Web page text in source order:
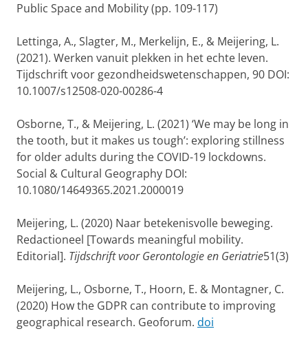
Public Space and Mobility (pp. 109-117)
Lettinga, A., Slagter, M., Merkelijn, E., & Meijering, L.
(2021). Werken vanuit plekken in het echte leven.
Tijdschrift voor gezondheidswetenschappen, 90 DOI:
10.1007/s12508-020-00286-4
Osborne, T., & Meijering, L. (2021) ‘We may be long in
the tooth, but it makes us tough’: exploring stillness
for older adults during the COVID-19 lockdowns.
Social & Cultural Geography DOI:
10.1080/14649365.2021.2000019
Meijering, L. (2020) Naar betekenisvolle beweging.
Redactioneel [Towards meaningful mobility.
Editorial]. Tijdschrift voor Gerontologie en Geriatrie51(3)
Meijering, L., Osborne, T., Hoorn, E. & Montagner, C.
(2020) How the GDPR can contribute to improving
geographical research. Geoforum. doi